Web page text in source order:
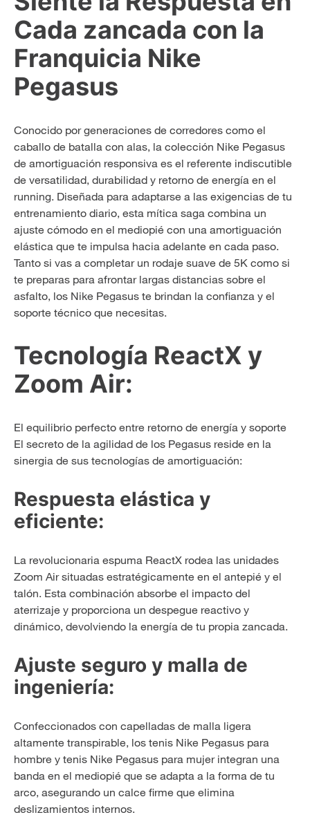
Cada zancada con la
Franquicia Nike
Pegasus
Conocido por generaciones de corredores como el
caballo de batalla con alas, la colección Nike Pegasus
de amortiguación responsiva es el referente indiscutible
de versatilidad, durabilidad y retorno de energía en el
running. Diseñada para adaptarse a las exigencias de tu
entrenamiento diario, esta mítica saga combina un
ajuste cómodo en el mediopié con una amortiguación
elástica que te impulsa hacia adelante en cada paso.
Tanto si vas a completar un rodaje suave de 5K como si
te preparas para afrontar largas distancias sobre el
asfalto, los Nike Pegasus te brindan la confianza y el
soporte técnico que necesitas.
Tecnología ReactX y
Zoom Air:
El equilibrio perfecto entre retorno de energía y soporte
El secreto de la agilidad de los Pegasus reside en la
sinergia de sus tecnologías de amortiguación:
Respuesta elástica y
eficiente:
La revolucionaria espuma ReactX rodea las unidades
Zoom Air situadas estratégicamente en el antepié y el
talón. Esta combinación absorbe el impacto del
aterrizaje y proporciona un despegue reactivo y
dinámico, devolviendo la energía de tu propia zancada.
Ajuste seguro y malla de
ingeniería:
Confeccionados con capelladas de malla ligera
altamente transpirable, los tenis Nike Pegasus para
hombre y tenis Nike Pegasus para mujer integran una
banda en el mediopié que se adapta a la forma de tu
arco, asegurando un calce firme que elimina
deslizamientos internos.